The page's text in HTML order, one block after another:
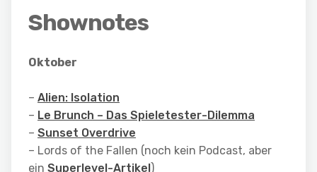
Shownotes
Oktober
– Alien: Isolation
– Le Brunch – Das Spieletester-Dilemma
– Sunset Overdrive
– Lords of the Fallen (noch kein Podcast, aber
ein Superlevel-Artikel)